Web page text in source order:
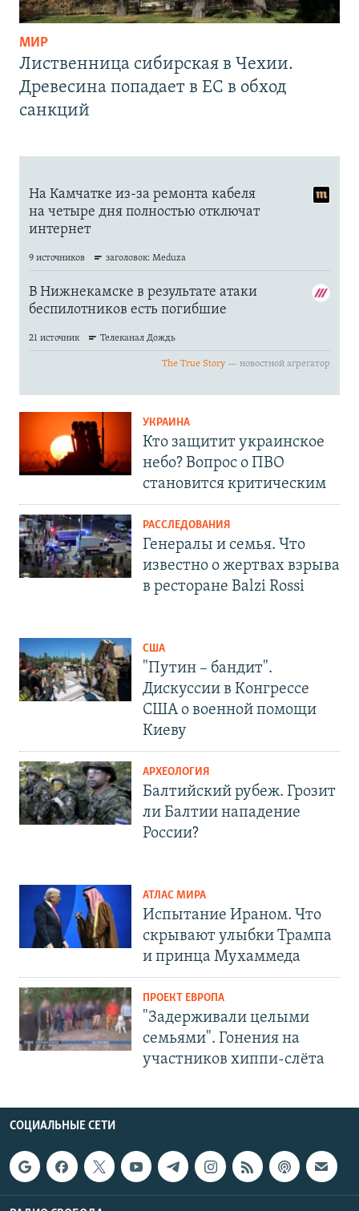
МИР
Лиственница сибирская в Чехии.
Древесина попадает в ЕС в обход
санкций
УКРАИНА
Кто защитит украинское
небо? Вопрос о ПВО
становится критическим
РАССЛЕДОВАНИЯ
Генералы и семья. Что
известно о жертвах взрыва
в ресторане Balzi Rossi
США
"Путин – бандит".
Дискуссии в Конгрессе
США о военной помощи
Киеву
АРХЕОЛОГИЯ
Балтийский рубеж. Грозит
ли Балтии нападение
России?
АТЛАС МИРА
Испытание Ираном. Что
скрывают улыбки Трампа
и принца Мухаммеда
ПРОЕКТ ЕВРОПА
"Задерживали целыми
семьями". Гонения на
участников хиппи-слёта
СОЦИАЛЬНЫЕ СЕТИ